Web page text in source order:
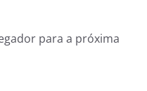
para a próxima